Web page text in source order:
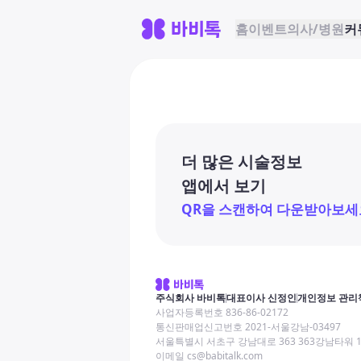
홈이벤트의사/병원커
더 많은 시술정보
앱에서 보기
QR을 스캔하여 다운받아보세
주식회사 바비톡대표이사 신정인개인정보 관리
사업자등록번호 836-86-02172
통신판매업신고번호 2021-서울강남-03497
서울특별시 서초구 강남대로 363 363강남타워
이메일 cs@babitalk.com